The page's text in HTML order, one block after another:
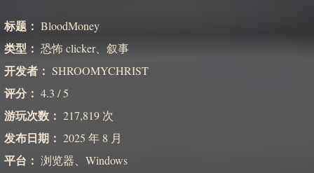
标题： BloodMoney
类型： 恐怖 clicker、叙事
开发者： SHROOMYCHRIST
评分： 4.3 / 5
游玩次数： 217,819 次
发布日期： 2025 年 8 月
平台： 浏览器、Windows